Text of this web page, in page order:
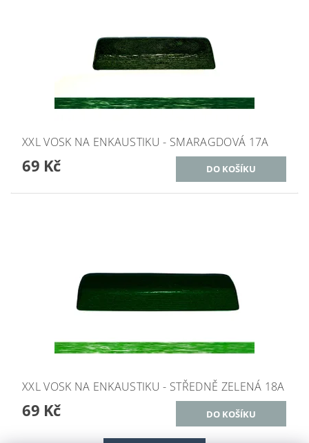
XXL VOSK NA ENKAUSTIKU - SMARAGDOVÁ 17A
69 Kč
XXL VOSK NA ENKAUSTIKU - STŘEDNĚ ZELENÁ 18A
69 Kč